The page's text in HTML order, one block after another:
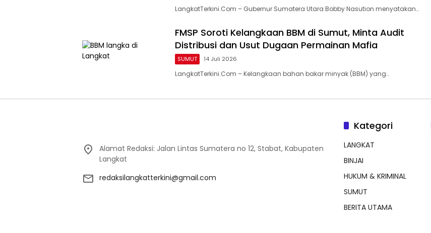
LangkatTerkini.Com – Gubernur Sumatera Utara Bobby Nasution menyatakan…
FMSP Soroti Kelangkaan BBM di Sumut, Minta Audit
Distribusi dan Usut Dugaan Permainan Mafia
SUMUT 14 Juli 2026
LangkatTerkini.Com – Kelangkaan bahan bakar minyak (BBM) yang…
Alamat Redaksi: Jalan Lintas Sumatera no 12, Stabat, Kabupaten
Langkat
redaksilangkatterkini@gmail.com
Kategori
LANGKAT
BINJAI
HUKUM & KRIMINAL
SUMUT
BERITA UTAMA